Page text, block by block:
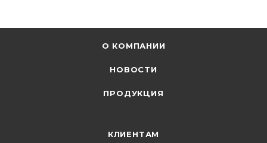
О КОМПАНИИ
НОВОСТИ
ПРОДУКЦИЯ
КЛИЕНТАМ